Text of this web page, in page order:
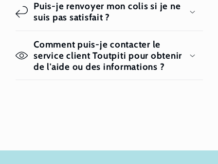
Puis-je renvoyer mon colis si je ne
suis pas satisfait ?
Comment puis-je contacter le
service client Toutpiti pour obtenir
de l'aide ou des informations ?